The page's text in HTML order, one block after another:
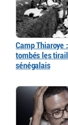
Camp Thiaroye
tombés les
sénégalais